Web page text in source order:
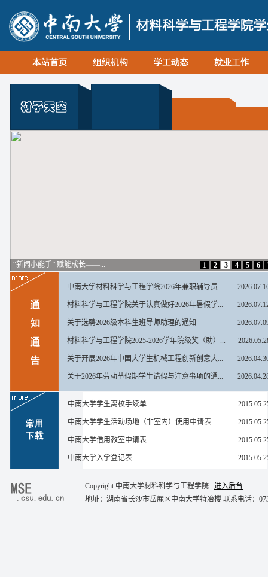
“新闻小能手” 赋能成长——... 1 2 3 4 5 6
中南大学材料科学与工程学院2026年兼职辅导员...
材料科学与工程学院关于认真做好2026年暑假学...
关于选聘2026级本科生班导师助理的通知
材料科学与工程学院2025-2026学年院级奖（助）...
关于开展2026年中国大学生机械工程创新创意大...
关于2026年劳动节假期学生请假与注意事项的通...
中南大学学生离校手续单
中南大学学生活动场地（非室内）使用申请表
中南大学借用教室申请表
中南大学入学登记表
Copyright 中南大学材料科学与工程学院 进入后台
地址：湖南省长沙市岳麓区中南大学特冶楼 联系电话：